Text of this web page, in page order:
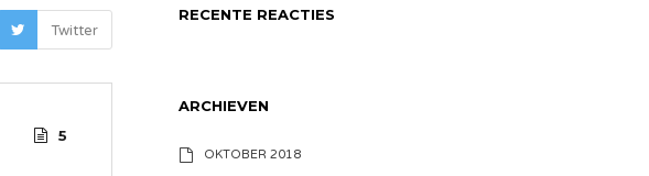
Twitter
5
RECENTE REACTIES
ARCHIEVEN
OKTOBER 2018